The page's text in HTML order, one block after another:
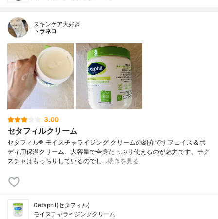
スキンケア大好き
トラネコ
3.00
セタフィルクリーム
セタフィル® モイスチャライジング クリームの紹介ですフェイス＆ボ
ディ用保湿クリーム、大容量で全身たっぷり使えるのが魅力です、テク
スチャはもっちりしているのでし…続きを見る
Cetaphil(セタフィル)
モイスチャライジングクリーム